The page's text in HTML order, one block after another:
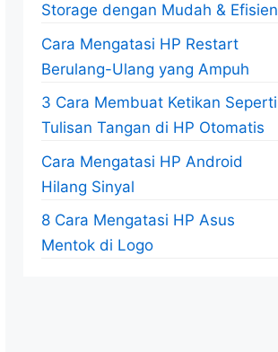
Storage dengan Mudah & Efisien
Cara Mengatasi HP Restart
Berulang-Ulang yang Ampuh
3 Cara Membuat Ketikan Seperti
Tulisan Tangan di HP Otomatis
Cara Mengatasi HP Android
Hilang Sinyal
8 Cara Mengatasi HP Asus
Mentok di Logo